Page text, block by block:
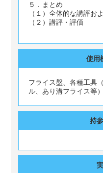
５．まとめ
（１）全体的な講評お
（２）講評・評価
使用
フライス盤、各種工具
ル、あり溝フライス等
持